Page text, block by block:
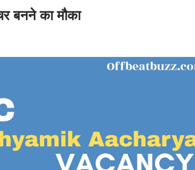
कार्यक्रमों के माध्यम से डॉक्टरेट कार्यक्रमों, स्नातकोत्तर एवं गैर-
कार्यक्रम में छात्रों का हुआ भव्य स्वागत
महिला हॉकी टीम विश्व कप हॉकी में भाग...
बनने का मौका